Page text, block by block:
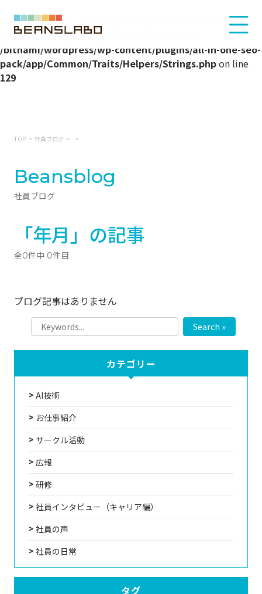
Deprecated: str_replace(): Passing null to parameter #3
($subject) of type array|string is deprecated in
/bitnami/wordpress/wp-content/plugins/all-in-one-seo-
pack/app/Common/Traits/Helpers/Strings.phpon line
129
TOP 社員ブログ
Beansblog
社員ブログ
「年月」の記事
全0件中 0件目
ブログ記事はありません
Search »
カテゴリー
AI技術
お仕事紹介
サークル活動
広報
研修
社員インタビュー（キャリア編）
社員の声
社員の日常
タグ